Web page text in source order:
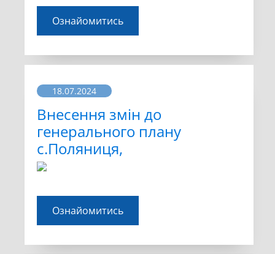
Ознайомитись
18.07.2024
Внесення змін до
генерального плану
с.Поляниця,
Ознайомитись